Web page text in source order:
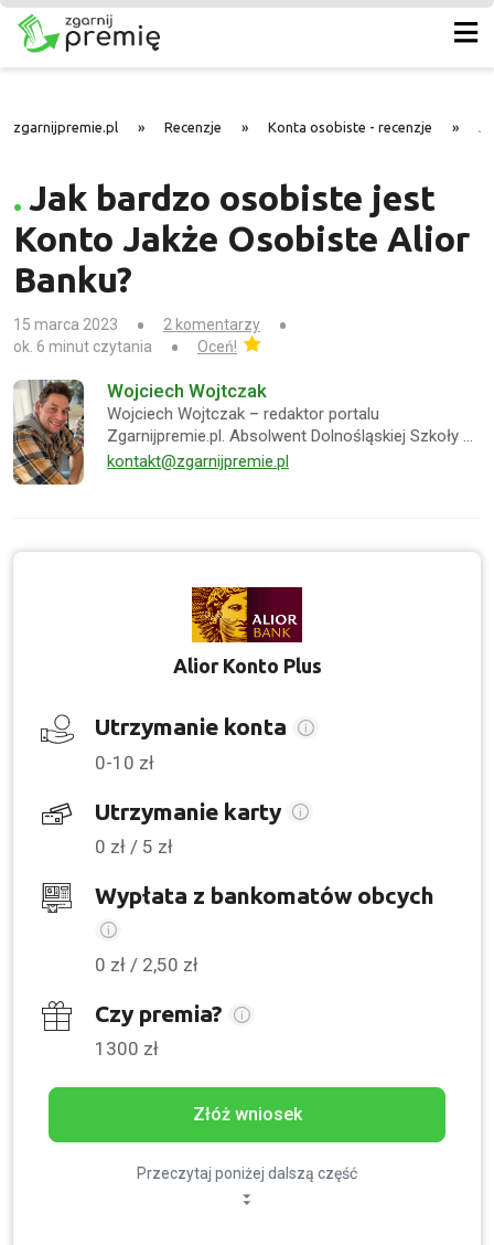
zgarnijpremie.pl » Recenzje » Konta osobiste - recenzje »
Jak bardzo osobiste jest
Konto Jakże Osobiste Alior
Banku?
15 marca 2023
2 komentarzy
ok. 6 minut czytania
Oceń!
Wojciech Wojtczak
Wojciech Wojtczak – redaktor portalu
Zgarnijpremie.pl. Absolwent Dolnośląskiej Szkoły …
kontakt@zgarnijpremie.pl
Alior Konto Plus
Utrzymanie konta
0-10 zł
Utrzymanie karty
0 zł / 5 zł
Wypłata z bankomatów obcych
0 zł / 2,50 zł
Czy premia?
1300 zł
Złóż wniosek
Przeczytaj poniżej dalszą część